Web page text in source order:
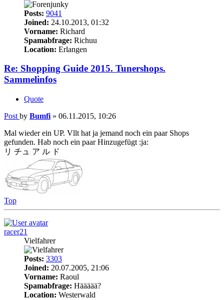
Posts: 9041
Joined: 24.10.2013, 01:32
Vorname: Richard
Spamabfrage: Richuu
Location: Erlangen
Re: Shopping Guide 2015. Tunershops.
Sammelinfos
Quote
Post by Bumfi » 06.11.2015, 10:26
Mal wieder ein UP. Vllt hat ja jemand noch ein paar Shops
gefunden. Hab noch ein paar Hinzugefügt :ja:
リ チュ ア ル ド
Top
racer21
Vielfahrer
Posts: 3303
Joined: 20.07.2005, 21:06
Vorname: Raoul
Spamabfrage: Häääää?
Location: Westerwald